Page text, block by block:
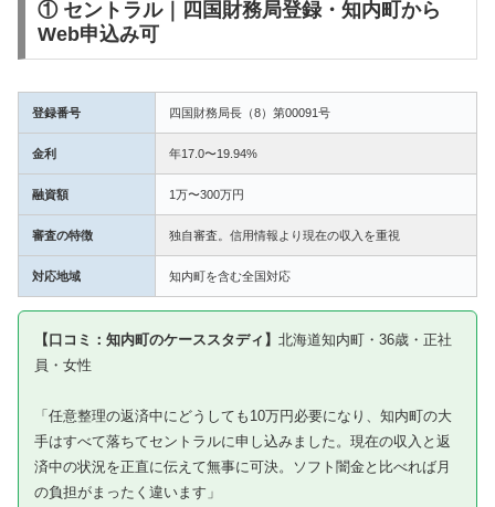
① セントラル｜四国財務局登録・知内町から
Web申込み可
登録番号 四国財務局長（8）第00091号
金利 年17.0〜19.94%
融資額 1万〜300万円
審査の特徴 独自審査。信用情報より現在の収入を重視
対応地域 知内町を含む全国対応
【口コミ：知内町のケーススタディ】 北海道知内町・36歳・正社
員・女性
「任意整理の返済中にどうしても10万円必要になり、知内町の大
手はすべて落ちてセントラルに申し込みました。現在の収入と返
済中の状況を正直に伝えて無事に可決。ソフト闇金と比べれば月
の負担がまったく違います」